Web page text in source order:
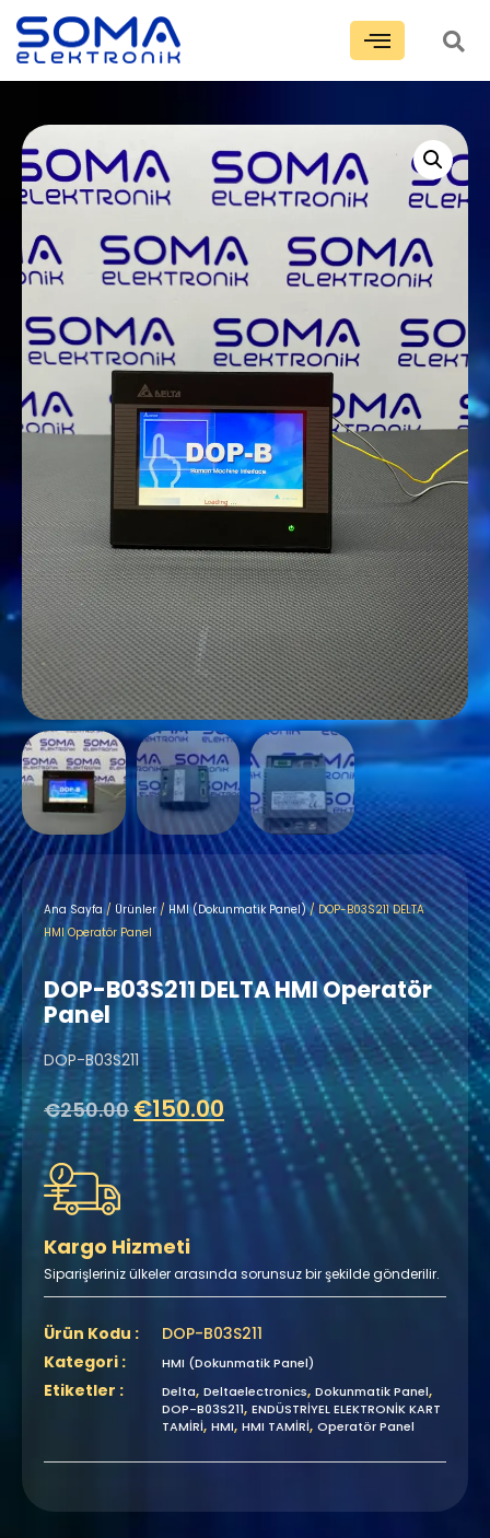
Ana Sayfa/ Ürünler / HMI (Dokunmatik Panel)/ DOP-B03S211 DELTA
HMI Operatör Panel
DOP-B03S211 DELTA HMI Operatör
Panel
DOP-B03S211
€250.00 €150.00
Kargo Hizmeti
Siparişleriniz ülkeler arasında sorunsuz bir şekilde gönderilir.
Ürün Kodu :
DOP-B03S211
Kategori :
HMI (Dokunmatik Panel)
Etiketler : Delta, Deltaelectronics, Dokunmatik Panel,
DOP-B03S211, ENDÜSTRİYEL ELEKTRONİK KART
TAMİRİ, HMI, HMI TAMİRİ, Operatör Panel